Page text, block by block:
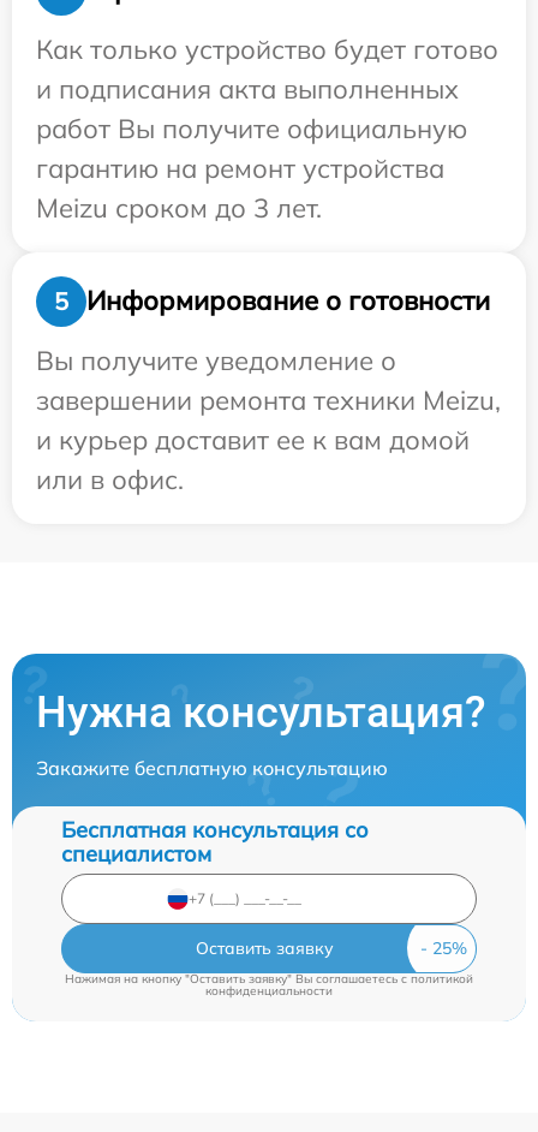
Как только устройство будет готово
и подписания акта выполненных
работ Вы получите официальную
гарантию на ремонт устройства
Meizu сроком до 3 лет.
5
Информирование о готовности
Вы получите уведомление о
завершении ремонта техники Meizu,
и курьер доставит ее к вам домой
или в офис.
Нужна консультация?
Закажите бесплатную консультацию
Бесплатная консультация со
специалистом
Оставить заявку
Нажимая на кнопку "Оставить заявку" Вы соглашаетесь cполитикой
конфиденциальности